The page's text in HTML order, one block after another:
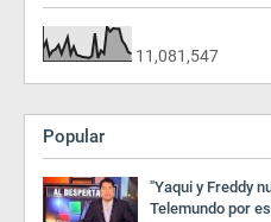
11,081,547
Popular
"Yaqui y Freddy
Telemundo por